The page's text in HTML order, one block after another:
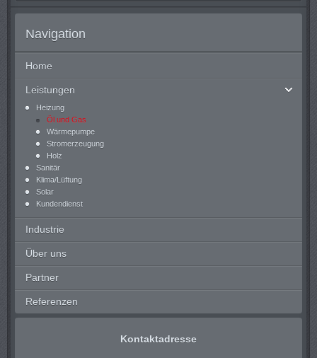
Navigation
Home
Leistungen
Heizung
Öl und Gas
Wärmepumpe
Stromerzeugung
Holz
Sanitär
Klima/Lüftung
Solar
Kundendienst
Industrie
Über uns
Partner
Referenzen
Kontaktadresse